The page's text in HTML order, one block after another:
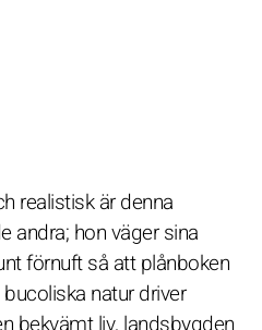
realistisk är denna
andra; hon väger sina
förnuft så att plånboken
natur driver